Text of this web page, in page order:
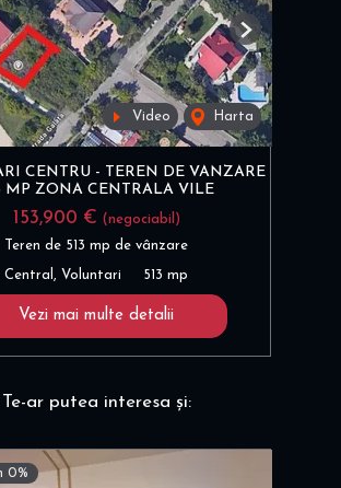
Video Harta
Next
CENTRU - TEREN DE VANZARE
MP ZONA CENTRALA VILE
153,900 € (negociabil)
Teren de 513 mp de vânzare
Central, Voluntari 513 mp
Vezi mai multe detalii
Te-ar putea interesa și:
0%